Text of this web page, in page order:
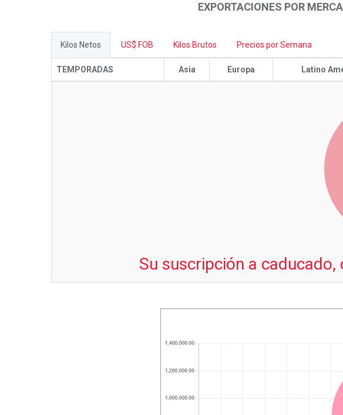
EXPORTACIONES POR
Kilos Netos US$ FOB Kilos Brutos Precios por Semana
TEMPORADAS Asia Europa Latino
Su suscripción a